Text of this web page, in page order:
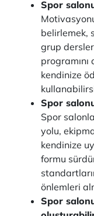
Spor
belirlemek,
grup
kendinize
Spor
Spor
yolu,
kendinize
formu
önlemleri
Spor